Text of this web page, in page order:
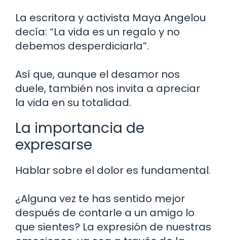
La escritora y activista Maya Angelou
decía: “La vida es un regalo y no
debemos desperdiciarla”.
Así que, aunque el desamor nos
duele, también nos invita a apreciar
la vida en su totalidad.
La importancia de
expresarse
Hablar sobre el dolor es fundamental.
¿Alguna vez te has sentido mejor
después de contarle a un amigo lo
que sientes? La expresión de nuestras